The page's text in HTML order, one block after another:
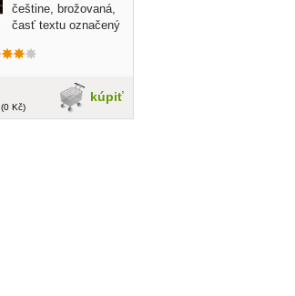
češtine, brožovaná,
časť textu označený
kúpiť
(0 Kč)